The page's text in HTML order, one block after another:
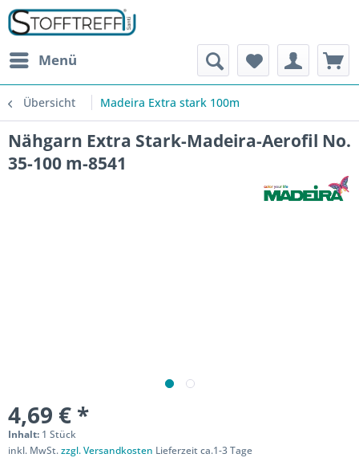
Menü
Übersicht Madeira Extra stark 100m
Nähgarn Extra Stark-Madeira-Aerofil No.
35-100 m-8541
4,69 € *
Inhalt: 1 Stück
inkl. MwSt.zzgl. Versandkosten Lieferzeit ca.1-3 Tage